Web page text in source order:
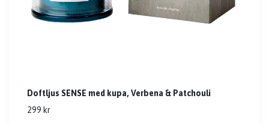
Doftljus SENSE med kupa, Verbena & Patchouli
299 kr